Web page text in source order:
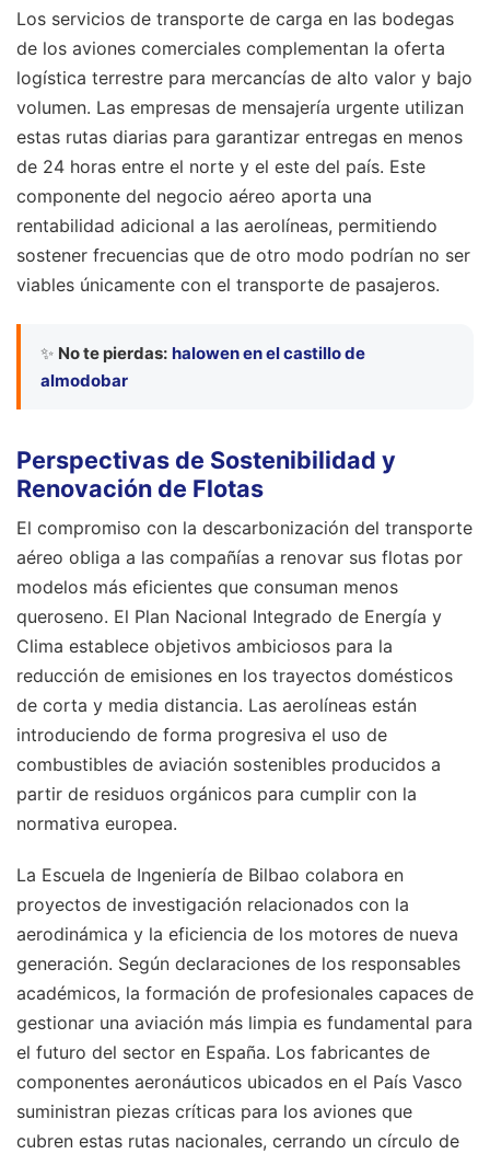
Los servicios de transporte de carga en las bodegas
de los aviones comerciales complementan la oferta
logística terrestre para mercancías de alto valor y bajo
volumen. Las empresas de mensajería urgente utilizan
estas rutas diarias para garantizar entregas en menos
de 24 horas entre el norte y el este del país. Este
componente del negocio aéreo aporta una
rentabilidad adicional a las aerolíneas, permitiendo
sostener frecuencias que de otro modo podrían no ser
viables únicamente con el transporte de pasajeros.
✨ No te pierdas: halowen en el castillo de
almodobar
Perspectivas de Sostenibilidad y
Renovación de Flotas
El compromiso con la descarbonización del transporte
aéreo obliga a las compañías a renovar sus flotas por
modelos más eficientes que consuman menos
queroseno. El Plan Nacional Integrado de Energía y
Clima establece objetivos ambiciosos para la
reducción de emisiones en los trayectos domésticos
de corta y media distancia. Las aerolíneas están
introduciendo de forma progresiva el uso de
combustibles de aviación sostenibles producidos a
partir de residuos orgánicos para cumplir con la
normativa europea.
La Escuela de Ingeniería de Bilbao colabora en
proyectos de investigación relacionados con la
aerodinámica y la eficiencia de los motores de nueva
generación. Según declaraciones de los responsables
académicos, la formación de profesionales capaces de
gestionar una aviación más limpia es fundamental para
el futuro del sector en España. Los fabricantes de
componentes aeronáuticos ubicados en el País Vasco
suministran piezas críticas para los aviones que
cubren estas rutas nacionales, cerrando un círculo de